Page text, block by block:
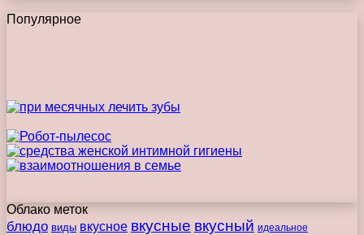
Популярное
Облако меток
блюдо виды вкусное вкусные вкусный идеальное